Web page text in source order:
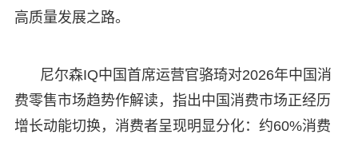
高质量发展之路。
尼尔森IQ中国首席运营官骆琦对2026年中国消
费零售市场趋势作解读，指出中国消费市场正经历
增长动能切换，消费者呈现明显分化：约60%消费